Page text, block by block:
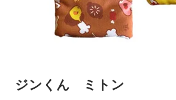
ジンくん ミトン